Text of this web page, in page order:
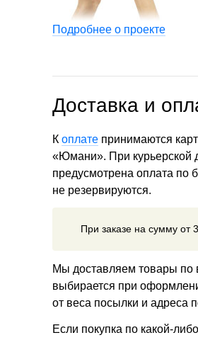
Подробнее о проекте
Доставка и
К оплате принимаются
«Юмани». При курьерской
предусмотрена оплата по
не резервируются.
При заказе на сумму от
Мы доставляем товары по
выбирается при
от веса посылки и адреса
Если покупка по какой-